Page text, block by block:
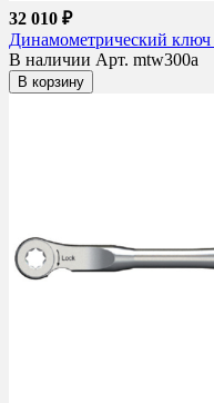
32 010 ₽
Динамометрический
В наличии Арт. mtw300a
В корзину